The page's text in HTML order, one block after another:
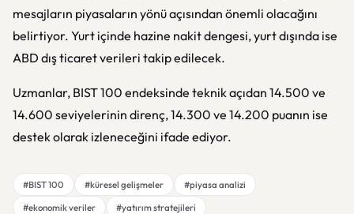
mesajların piyasaların yönü açısından önemli olacağını
belirtiyor. Yurt içinde hazine nakit dengesi, yurt dışında ise
ABD dış ticaret verileri takip edilecek.
Uzmanlar, BIST 100 endeksinde teknik açıdan 14.500 ve
14.600 seviyelerinin direnç, 14.300 ve 14.200 puanın ise
destek olarak izleneceğini ifade ediyor.
#BIST 100 #küresel gelişmeler
#piyasa analizi
#ekonomik veriler
#yatırım stratejileri